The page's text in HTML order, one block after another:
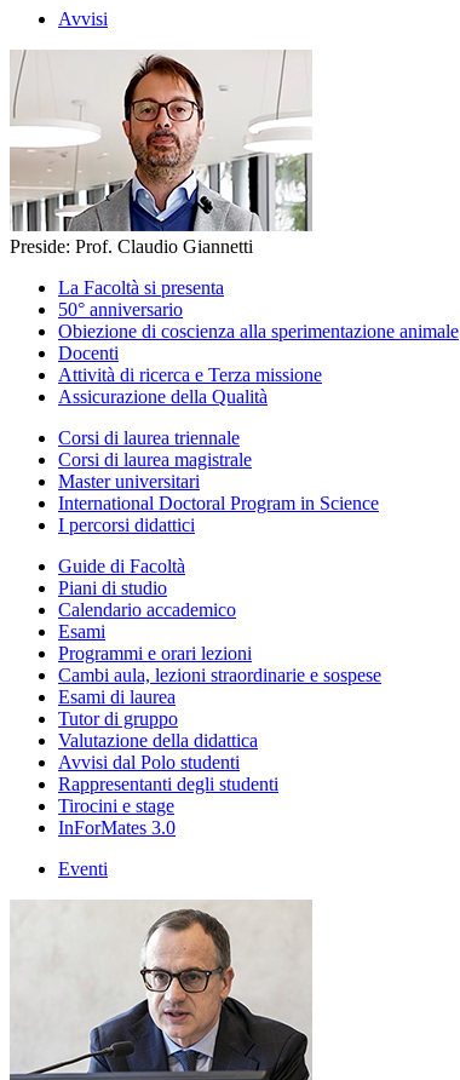
Avvisi
Preside: Prof. Claudio Giannetti
La Facoltà si presenta
50° anniversario
Obiezione di coscienza alla sperimentazione animale
Docenti
Attività di ricerca e Terza missione
Assicurazione della Qualità
Corsi di laurea triennale
Corsi di laurea magistrale
Master universitari
International Doctoral Program in Science
I percorsi didattici
Guide di Facoltà
Piani di studio
Calendario accademico
Esami
Programmi e orari lezioni
Cambi aula, lezioni straordinarie e sospese
Esami di laurea
Tutor di gruppo
Valutazione della didattica
Avvisi dal Polo studenti
Rappresentanti degli studenti
Tirocini e stage
InForMates 3.0
Eventi